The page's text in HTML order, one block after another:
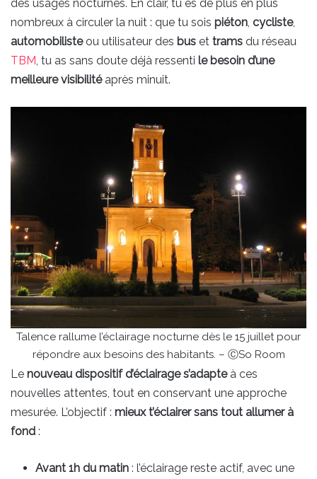
des usages nocturnes. En clair, tu es de plus en plus
nombreux à circuler la nuit : que tu sois piéton, cycliste,
automobilisteou utilisateur des bus et trams du réseau
TBM, tu as sans doute déjà ressenti le besoin d’une
meilleure visibilitéaprès minuit.
Talence rallume l’éclairage nocturne dès le 15 juillet pour
répondre aux besoins des habitants. – ⒸSo Room
Le nouveau dispositif d’éclairage s’adapteà ces
nouvelles attentes, tout en conservant une approche
mesurée. L’objectif : mieux t’éclairer sans tout allumer à
fond :
Avant 1h du matin : l’éclairage reste actif, avec une